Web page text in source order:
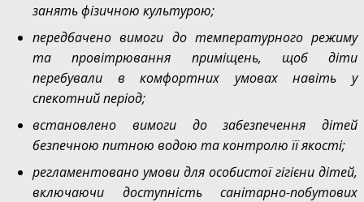
занять фізичною культурою;
передбачено вимоги до температурного режиму
та провітрювання приміщень, щоб діти
перебували в комфортних умовах навіть у
спекотний період;
встановлено вимоги до забезпечення дітей
безпечною питною водою та контролю її якості;
регламентовано умови для особистої гігієни дітей,
включаючи доступність санітарно-побутових